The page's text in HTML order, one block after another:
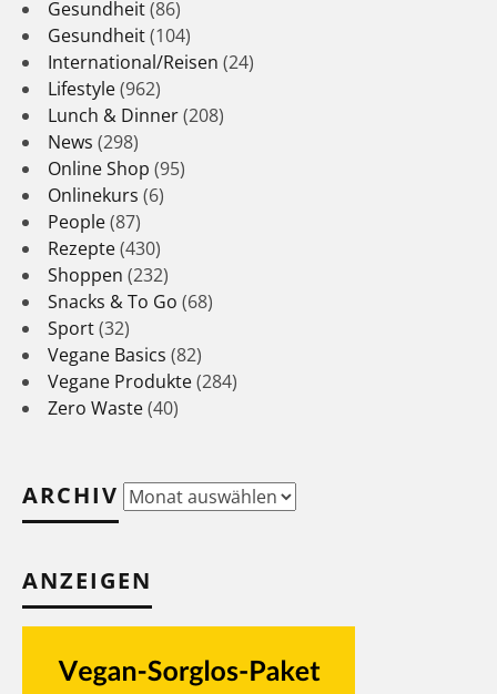
Gesundheit(86)
Gesundheit(104)
International/Reisen (24)
Lifestyle(962)
Lunch & Dinner(208)
News (298)
Online Shop (95)
Onlinekurs (6)
People(87)
Rezepte(430)
Shoppen (232)
Snacks & To Go (68)
Sport(32)
Vegane Basics (82)
Vegane Produkte(284)
Zero Waste(40)
ARCHIV Archiv
ANZEIGEN